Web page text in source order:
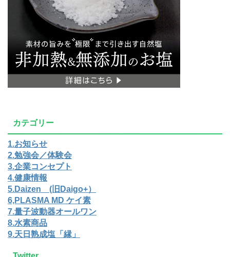
カテゴリー
1.お知らせ
2.勉強会／体験会
3.企業コンセプト
4.健康情報
5.Daizen (旧Daigo+）
6,PLASMA MD ケイ素
7.量子波動器オールワン
8.水素商品
9.天日熟成塩「縁」